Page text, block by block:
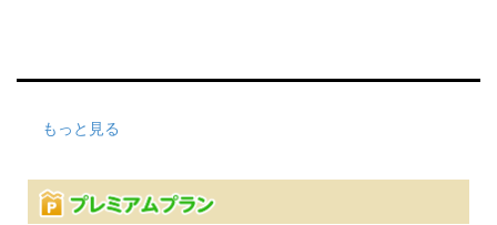
もっと見る